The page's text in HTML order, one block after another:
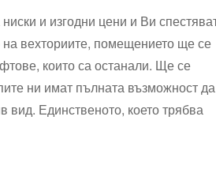
и изгодни цени и Ви
на вехториите, помещението ще се
които са останали. Ще се
ни имат пълната възможност да
вид. Единственото, което трябва